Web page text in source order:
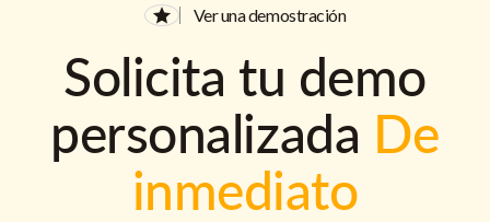
Ver una demostración
Solicita tu demo
personalizada De
inmediato